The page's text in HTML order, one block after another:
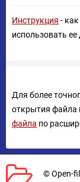
Инструкция -
использовать
Для более
открытия файла
файла по
© Open-